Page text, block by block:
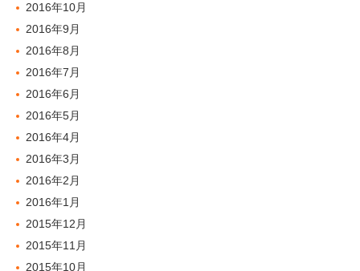
2016年10月
2016年9月
2016年8月
2016年7月
2016年6月
2016年5月
2016年4月
2016年3月
2016年2月
2016年1月
2015年12月
2015年11月
2015年10月